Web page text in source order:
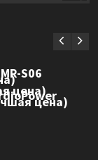
S06
цена)
цена)